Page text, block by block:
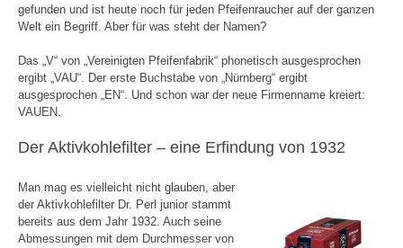
gefunden und ist heute noch für jeden Pfeifenraucher auf der ganzen
Welt ein Begriff. Aber für was steht der Namen?
Das „V“ von „Vereinigten Pfeifenfabrik“ phonetisch ausgesprochen
ergibt „VAU“. Der erste Buchstabe von „Nürnberg“ ergibt
ausgesprochen „EN“. Und schon war der neue Firmenname kreiert:
VAUEN.
Der Aktivkohlefilter – eine Erfindung von 1932
Man mag es vielleicht nicht glauben, aber
der Aktivkohlefilter Dr. Perl junior stammt
bereits aus dem Jahr 1932. Auch seine
Abmessungen mit dem Durchmesser von